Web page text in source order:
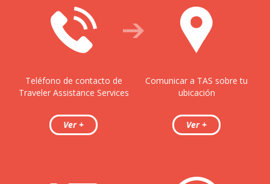
Teléfono de contacto de
Traveler Assistance Services
Comunicar a TAS sobre tu
ubicación